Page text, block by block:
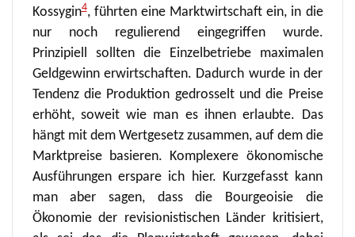
Kossygin4, führten eine Marktwirtschaft ein, in die
nur noch regulierend eingegriffen wurde.
Prinzipiell sollten die Einzelbetriebe maximalen
Geldgewinn erwirtschaften. Dadurch wurde in der
Tendenz die Produktion gedrosselt und die Preise
erhöht, soweit wie man es ihnen erlaubte. Das
hängt mit dem Wertgesetz zusammen, auf dem die
Marktpreise basieren. Komplexere ökonomische
Ausführungen erspare ich hier. Kurzgefasst kann
man aber sagen, dass die Bourgeoisie die
Ökonomie der revisionistischen Länder kritisiert,